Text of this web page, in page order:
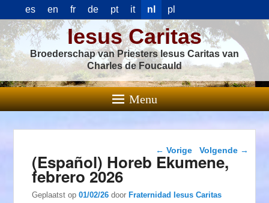
es en fr de pt it nl pl
Iesus Caritas
Broederschap van Priesters Iesus Caritas van
Charles de Foucauld
Menu
Berichtnavigatie
← Vorige Volgende →
(Español) Horeb Ekumene,
febrero 2026
Geplaatst op01/02/26 doorFraternidad Iesus Caritas